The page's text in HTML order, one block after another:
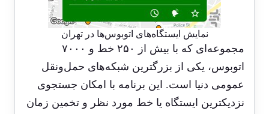
نمایش ایستگاه‌های اتوبوس‌ها در تهران
مجموعه‌ای که با بیش از ۲۵۰ خط و ۷۰۰۰
اتوبوس، یکی از بزرگترین شبکه‌های حمل‌و‌نقل
عمومی دنیا است. این برنامه با امکان جستجوی
نزدیکترین ایستگاه‌ یا خط مورد نظر و تخمین زمان